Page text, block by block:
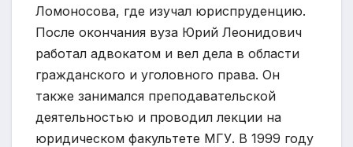
Ломоносова, где изучал юриспруденцию.
После окончания вуза Юрий Леонидович
работал адвокатом и вел дела в области
гражданского и уголовного права. Он
также занимался преподавательской
деятельностью и проводил лекции на
юридическом факультете МГУ. В 1999 году